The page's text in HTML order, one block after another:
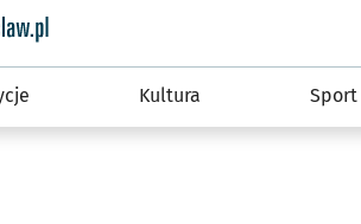
Serwis informacyjny wroclaw.pl
Kultura Sport